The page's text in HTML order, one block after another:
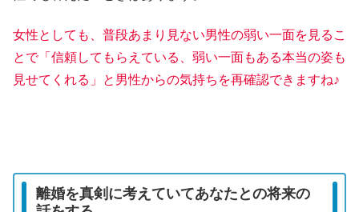
女性としても、普段あまり見ない男性の弱い一面を見るこ
とで「信頼してもらえている、弱い一面もある本当の姿も
見せてくれる」
と男性からの気持ちを再確認できますね♪
離婚を真剣に考えていてあなたとの将来の